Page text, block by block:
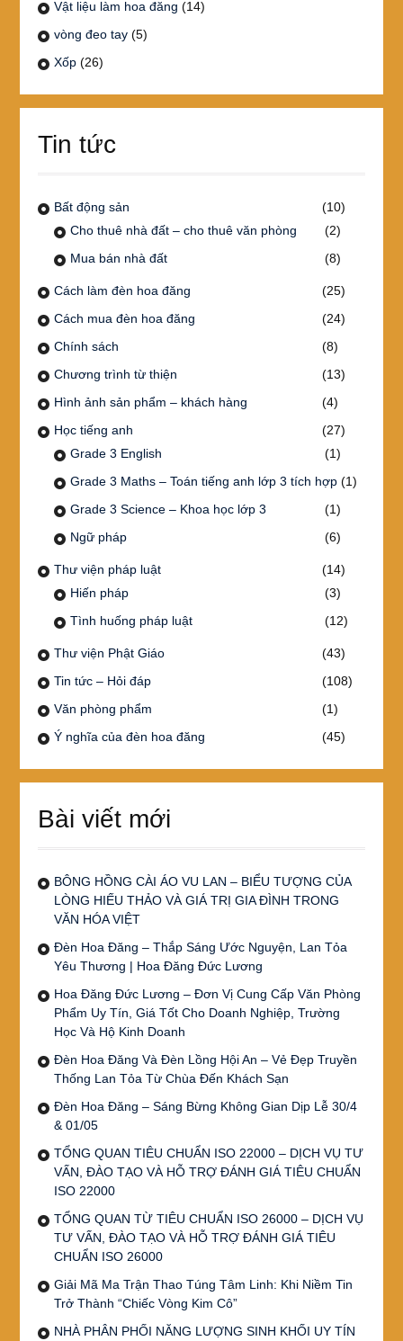
Vật liệu làm hoa đăng (14)
vòng đeo tay (5)
Xốp (26)
Tin tức
Bất động sản
(10)
Cho thuê nhà đất – cho thuê văn phòng
(2)
Mua bán nhà đất
(8)
Cách làm đèn hoa đăng
(25)
Cách mua đèn hoa đăng
(24)
Chính sách
(8)
Chương trình từ thiện
(13)
Hình ảnh sản phẩm – khách hàng
(4)
Học tiếng anh
(27)
Grade 3 English
(1)
Grade 3 Maths – Toán tiếng anh lớp 3 tích hợp(1)
Grade 3 Science – Khoa học lớp 3
(1)
Ngữ pháp
(6)
Thư viện pháp luật
(14)
Hiến pháp
(3)
Tình huống pháp luật
(12)
Thư viện Phật Giáo
(43)
Tin tức – Hỏi đáp
(108)
Văn phòng phẩm
(1)
Ý nghĩa của đèn hoa đăng
(45)
Bài viết mới
BÔNG HỒNG CÀI ÁO VU LAN – BIỂU TƯỢNG CỦA
LÒNG HIẾU THẢO VÀ GIÁ TRỊ GIA ĐÌNH TRONG
VĂN HÓA VIỆT
Đèn Hoa Đăng – Thắp Sáng Ước Nguyện, Lan Tỏa
Yêu Thương | Hoa Đăng Đức Lương
Hoa Đăng Đức Lương – Đơn Vị Cung Cấp Văn Phòng
Phẩm Uy Tín, Giá Tốt Cho Doanh Nghiệp, Trường
Học Và Hộ Kinh Doanh
Đèn Hoa Đăng Và Đèn Lồng Hội An – Vẻ Đẹp Truyền
Thống Lan Tỏa Từ Chùa Đến Khách Sạn
Đèn Hoa Đăng – Sáng Bừng Không Gian Dịp Lễ 30/4
& 01/05
TỔNG QUAN TIÊU CHUẨN ISO 22000 – DỊCH VỤ TƯ
VẤN, ĐÀO TẠO VÀ HỖ TRỢ ĐÁNH GIÁ TIÊU CHUẨN
ISO 22000
TỔNG QUAN TỪ TIÊU CHUẨN ISO 26000 – DỊCH VỤ
TƯ VẤN, ĐÀO TẠO VÀ HỖ TRỢ ĐÁNH GIÁ TIÊU
CHUẨN ISO 26000
Giải Mã Ma Trận Thao Túng Tâm Linh: Khi Niềm Tin
Trở Thành “Chiếc Vòng Kim Cô”
NHÀ PHÂN PHỐI NĂNG LƯỢNG SINH KHỐI UY TÍN